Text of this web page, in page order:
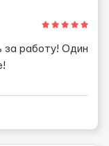
за работу! Один